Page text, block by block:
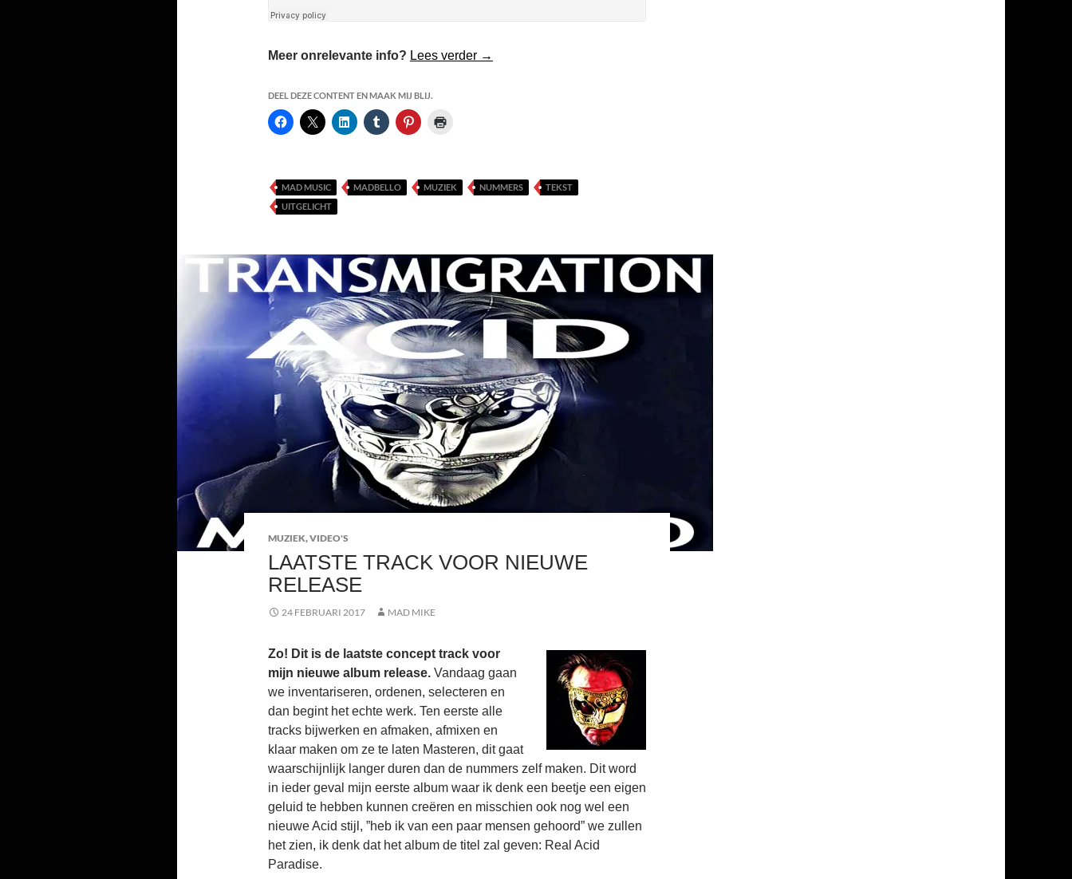
Meer onrelevante info? Lees verder Afscheid Genomen van mijn Album
→
DEEL DEZE CONTENT EN MAAK MIJ BLIJ.
MAD MUSIC MADBELLO MUZIEK NUMMERS
TEKST
UITGELICHT
MUZIEK,VIDEO'S
LAATSTE TRACK VOOR NIEUWE
RELEASE
24 FEBRUARI 2017 MAD MIKE
Zo! Dit is de laatste concept track voor
mijn nieuwe album release. Vandaag gaan
we inventariseren, ordenen, selecteren en
dan begint het echte werk. Ten eerste alle
tracks bijwerken en afmaken, afmixen en
klaar maken om ze te laten Masteren, dit gaat
waarschijnlijk langer duren dan de nummers zelf maken. Dit word
in ieder geval mijn eerste album waar ik denk een beetje een eigen
geluid te hebben kunnen creëren en misschien ook nog wel een
nieuwe Acid stijl, ”heb ik van een paar mensen gehoord” we zullen
het zien, ik denk dat het album de titel zal geven: Real Acid
Paradise.